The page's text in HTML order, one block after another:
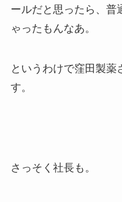
ールだと思ったら、普
ゃったもんなあ。
というわけで窪田製薬
す。
さっそく社長も。